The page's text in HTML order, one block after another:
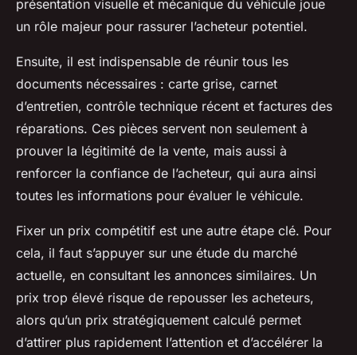
présentation visuelle et mécanique du véhicule joue
un rôle majeur pour rassurer l’acheteur potentiel.
Ensuite, il est indispensable de réunir tous les
documents nécessaires : carte grise, carnet
d’entretien, contrôle technique récent et factures des
réparations. Ces pièces servent non seulement à
prouver la légitimité de la vente, mais aussi à
renforcer la confiance de l’acheteur, qui aura ainsi
toutes les informations pour évaluer le véhicule.
Fixer un prix compétitif est une autre étape clé. Pour
cela, il faut s’appuyer sur une étude du marché
actuelle, en consultant les annonces similaires. Un
prix trop élevé risque de repousser les acheteurs,
alors qu’un prix stratégiquement calculé permet
d’attirer plus rapidement l’attention et d’accélérer la